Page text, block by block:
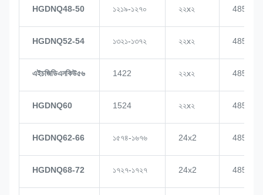
HGDNQ48-50 ১২১৯-১২৭০ ২২x২ 4855
HGDNQ52-54 ১৩২১-১৩৭২ ২২x২ 4855
এইচজিডিএনকিউ৫৬ 1422 ২২x২ 4855
HGDNQ60 1524 ২২x২ 4855
HGDNQ62-66 ১৫৭৪-১৬৭৬ 24x2 4855
HGDNQ68-72 ১৭২৭-১৭২৭ 24x2 4855